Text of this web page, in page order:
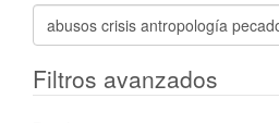
Buscar
artículos
Filtros avanzados